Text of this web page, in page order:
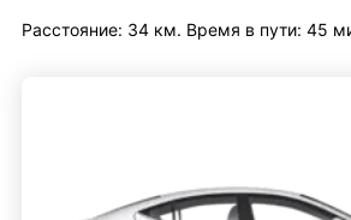
Расстояние: 34 км. Время в пути: 45